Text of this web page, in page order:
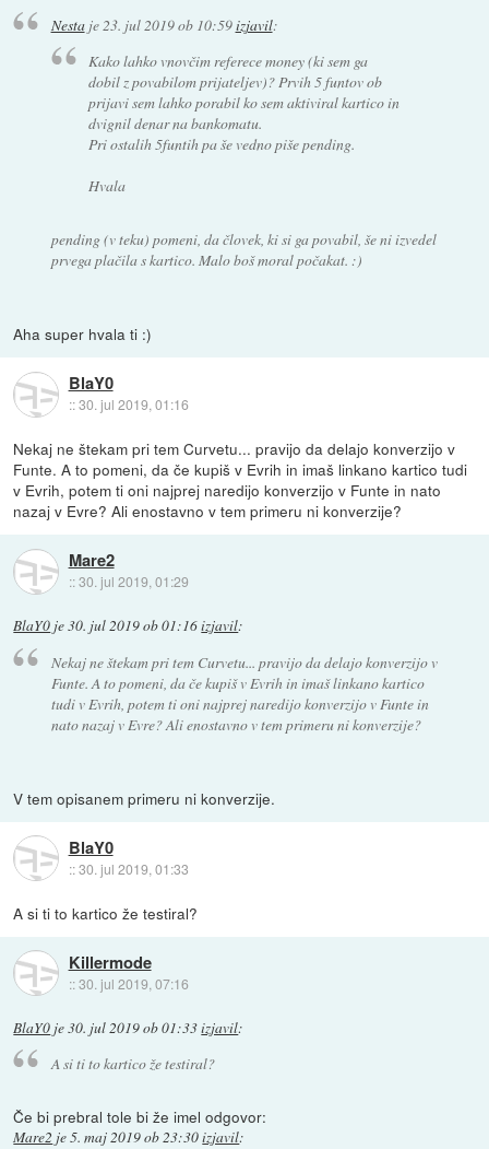
Nestaje23. jul 2019 ob 10:59izjavil:
Kako lahko vnovčim referece money (ki sem ga
dobil z povabilom prijateljev)? Prvih 5 funtov ob
prijavi sem lahko porabil ko sem aktiviral kartico in
dvignil denar na bankomatu.
Pri ostalih 5funtih pa še vedno piše pending.
Hvala
pending (v teku) pomeni, da človek, ki si ga povabil, še ni izvedel
prvega plačila s kartico. Malo boš moral počakat. :)
Aha super hvala ti :)
BlaY0
::30. jul 2019, 01:16
Nekaj ne štekam pri tem Curvetu... pravijo da delajo konverzijo v
Funte. A to pomeni, da če kupiš v Evrih in imaš linkano kartico tudi
v Evrih, potem ti oni najprej naredijo konverzijo v Funte in nato
nazaj v Evre? Ali enostavno v tem primeru ni konverzije?
Mare2
::30. jul 2019, 01:29
BlaY0 je30. jul 2019 ob 01:16izjavil:
Nekaj ne štekam pri tem Curvetu... pravijo da delajo konverzijo v
Funte. A to pomeni, da če kupiš v Evrih in imaš linkano kartico
tudi v Evrih, potem ti oni najprej naredijo konverzijo v Funte in
nato nazaj v Evre? Ali enostavno v tem primeru ni konverzije?
V tem opisanem primeru ni konverzije.
BlaY0
::30. jul 2019, 01:33
A si ti to kartico že testiral?
Killermode
::30. jul 2019, 07:16
BlaY0 je30. jul 2019 ob 01:33izjavil:
A si ti to kartico že testiral?
Če bi prebral tole bi že imel odgovor:
Mare2 je5. maj 2019 ob 23:30izjavil: